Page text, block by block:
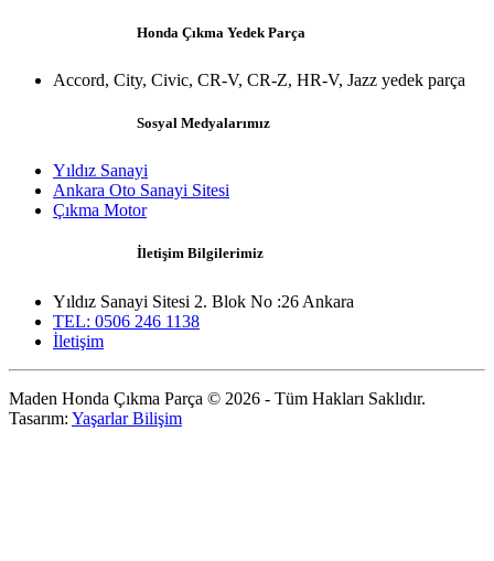
Honda Çıkma Yedek Parça
Accord, City, Civic, CR-V, CR-Z, HR-V, Jazz yedek parça
Sosyal Medyalarımız
Yıldız Sanayi
Ankara Oto Sanayi Sitesi
Çıkma Motor
İletişim Bilgilerimiz
Yıldız Sanayi Sitesi 2. Blok No :26 Ankara
TEL: 0506 246 1138
İletişim
Maden Honda Çıkma Parça © 2026 - Tüm Hakları Saklıdır.
Tasarım: Yaşarlar Bilişim